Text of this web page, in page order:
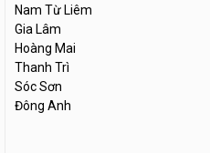
Nam Từ Liêm
Gia Lâm
Hoàng Mai
Thanh Trì
Sóc Sơn
Đông Anh